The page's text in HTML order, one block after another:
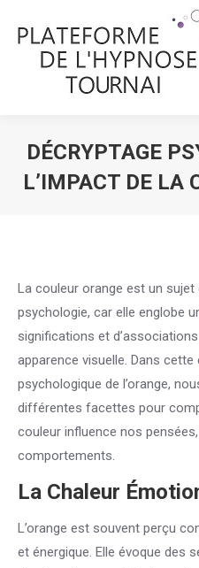
DÉCRYPTAGE
L’IMPACT DE LA
La couleur orange est un sujet
psychologie, car elle englobe
significations et
apparence visuelle. Dans
psychologique de l’orange,
différentes facettes pour
couleur influence nos
comportements.
La Chaleur
L’orange est souvent perçu
et énergique. Elle évoque des